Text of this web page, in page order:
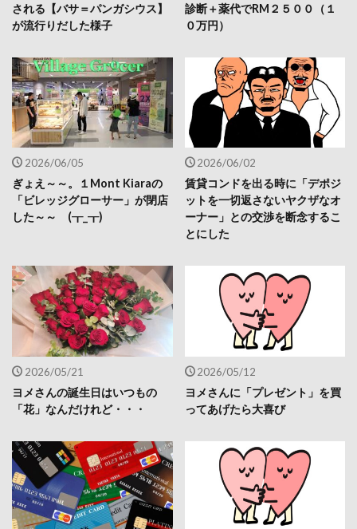
される【バサ＝パンガシウス】
が流行りだした様子
診断＋薬代でRM２５００（１
０万円）
2026/06/05
ぎょえ～～。１Mont Kiaraの
「ビレッジグローサー」が閉店
した～～ (┰_┰)
2026/06/02
賃貸コンドを出る時に「デポジ
ットを一切返さないヤクザなオ
ーナー」との交渉を断念するこ
とにした
2026/05/21
ヨメさんの誕生日はいつもの
「花」なんだけれど・・・
2026/05/12
ヨメさんに「プレゼント」を買
ってあげたら大喜び